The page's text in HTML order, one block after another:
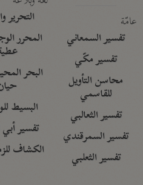
عامّة
تفسير السمعاني
تفسير مكّي
محاسن التأويل
للقاسمي
تفسير الثعالبي
تفسير السمرقندي
تفسير الثعلبي
التحرير
المحرر
البحر
البسيط
تفسير
الكشاف